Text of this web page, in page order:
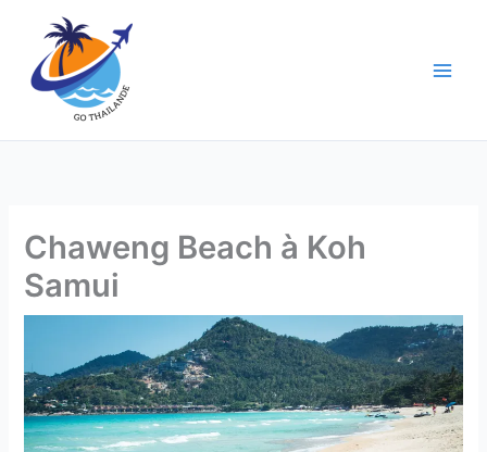
contenu
Chaweng Beach à Koh
Samui